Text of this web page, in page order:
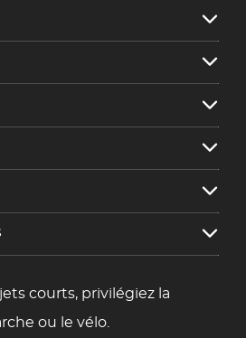
courts, privilégiez la
ou le vélo.